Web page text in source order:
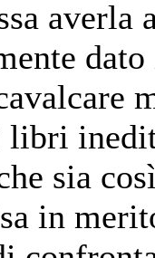
averla
libri
sia
in